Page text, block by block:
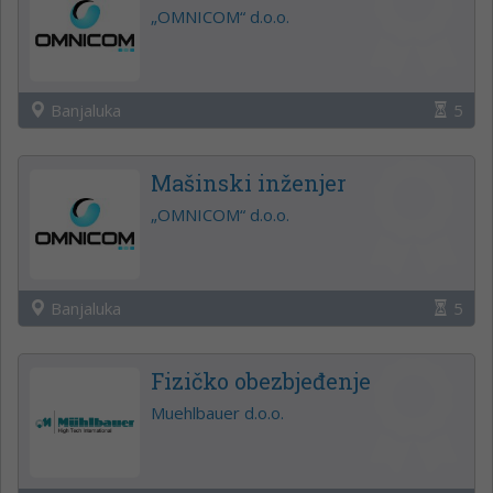
„OMNICOM“ d.o.o.
Banjaluka 5
Mašinski inženjer
„OMNICOM“ d.o.o.
Banjaluka 5
Fizičko obezbjeđenje
Muehlbauer d.o.o.